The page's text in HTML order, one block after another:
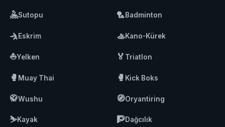
🤽Sutopu 🏸Badminton
🤺Eskrim 🚣Kano-Kürek
⛵Yelken 🏅 Triatlon
🥊 Muay Thai 🥊 Kick Boks
🥋Wushu 🧭Oryantiring
⛷️Kayak 🧗Dağcılık